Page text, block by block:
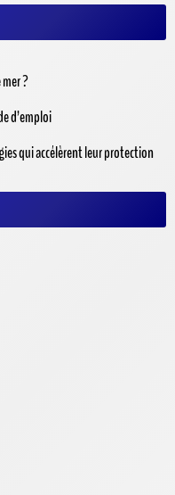
?
d’emploi
qui accélèrent leur protection